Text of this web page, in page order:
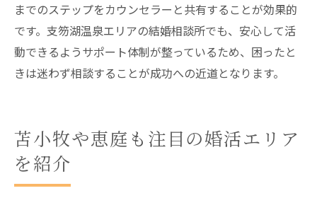
までのステップをカウンセラーと共有することが効果的
です。支笏湖温泉エリアの結婚相談所でも、安心して活
動できるようサポート体制が整っているため、困ったと
きは迷わず相談することが成功への近道となります。
苫小牧や恵庭も注目の婚活エリア
を紹介